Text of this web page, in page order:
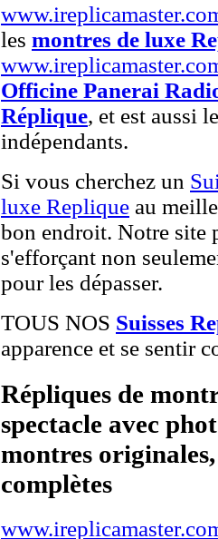
les montres de luxe
Officine Panerai
Réplique, et est aussi
indépendants.
Si vous cherchez un
luxe Replique au
bon endroit. Notre site
s'efforçant non
pour les dépasser.
TOUS NOS Suisses
apparence et se sentir
Répliques de
spectacle avec
montres
complètes